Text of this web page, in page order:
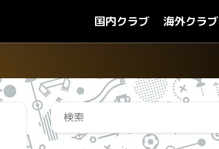
国内クラブ 海外クラブ